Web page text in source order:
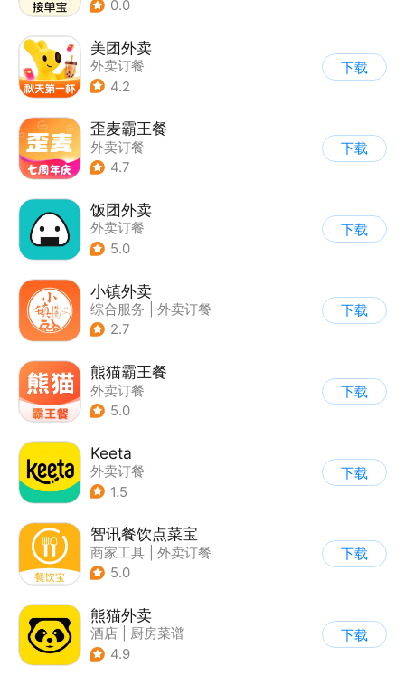
0.0
美团外卖
外卖订餐
4.2
下载
歪麦霸王餐
外卖订餐
4.7
下载
饭团外卖
外卖订餐
5.0
下载
小镇外卖
综合服务
外卖订餐
| 同城配送
2.7
下载
熊猫霸王餐
外卖订餐
5.0
下载
Keeta
外卖订餐
1.5
下载
智讯餐饮点菜宝
商家工具
外卖订餐
5.0
下载
熊猫外卖
酒店
厨房菜谱
| 外卖订餐
4.9
下载